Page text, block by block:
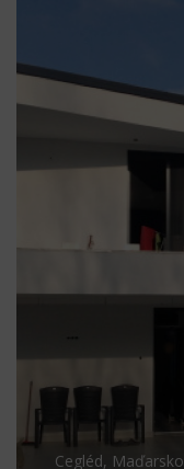
Cegléd, Maďarsko